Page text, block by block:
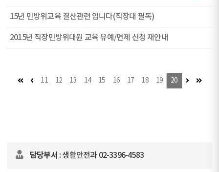
15년 민방위교육 결산관련 입니다(직장대 필독)
2015년 직장민방위대원 교육 유예/면제 신청 재안내
첫 페이지
이전 페이지
11 12 13 14 15 16 17 18 19 20 다음 페이지
마지
담당부서 : 생활안전과 02-3396-4583